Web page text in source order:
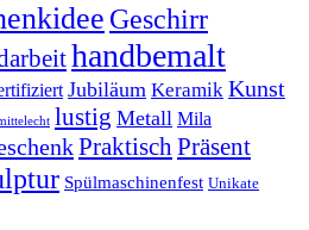
Geschirr
handbemalt
Jubiläum Keramik Kunst
lustig Metall Mila
PraktischPräsent
Spülmaschinenfest Unikate